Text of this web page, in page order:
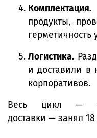
Комплектация.
продукты,
герметичность
Логистика.
и доставили в
корпоративов.
Весь цикл —
доставки — занял